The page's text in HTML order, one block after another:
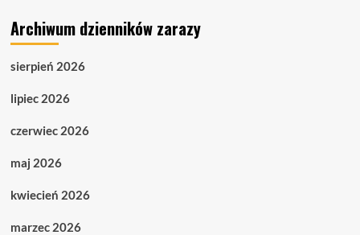
Archiwum dzienników zarazy
sierpień 2026
lipiec 2026
czerwiec 2026
maj 2026
kwiecień 2026
marzec 2026